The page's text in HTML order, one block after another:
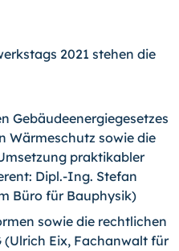
2021 stehen die
Gebäudeenergiegesetzes
Wärmeschutz sowie die
praktikabler
Dipl.-Ing. Stefan
Büro für Bauphysik)
sowie die rechtlichen
(Ulrich Eix, Fachanwalt für